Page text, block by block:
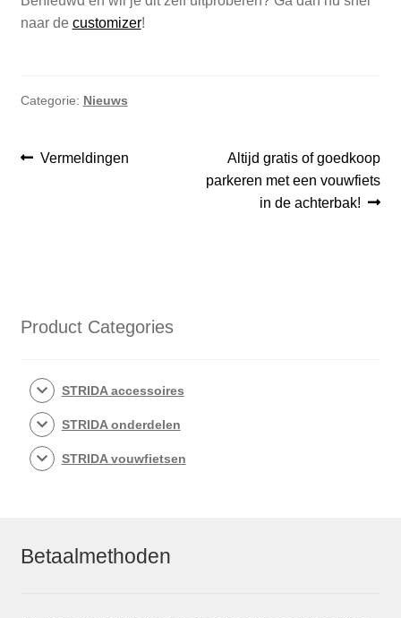
naar de customizer!
Categorie: Nieuws
Bericht
Vorig
Vermeldingen
Volgend
bericht:
Altijd gratis of goedkoop
parkeren met een vouwfiets
in de achterbak!
Product Categories
STRIDA accessoires
STRIDA onderdelen
STRIDA vouwfietsen
Betaalmethoden